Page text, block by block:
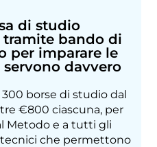
di studio
tramite bando di
per imparare le
davvero
borse di studio dal
€800 ciascuna, per
Metodo e a tutti gli
che permettono